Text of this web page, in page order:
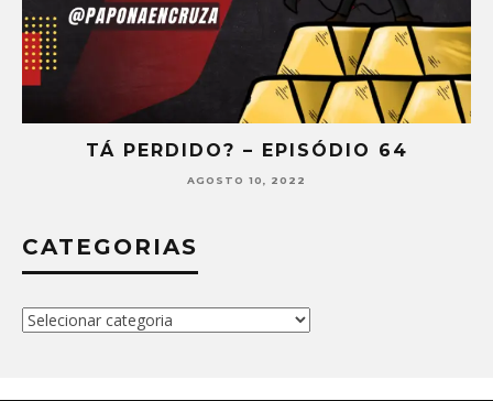
TÁ PERDIDO? – EPISÓDIO 64
AGOSTO 10, 2022
CATEGORIAS
Categorias